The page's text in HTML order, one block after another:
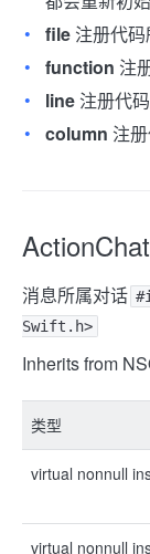
file 注册代
function 注
line 注册代
column 注
ActionChat
消息所属对话
Swift.h>
Inherits from
类型
virtual nonnull
virtual nonnull